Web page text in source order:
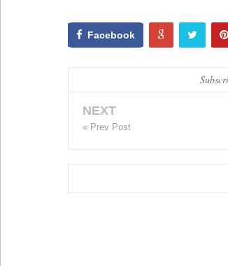
Facebook
NEXT
« Prev Post